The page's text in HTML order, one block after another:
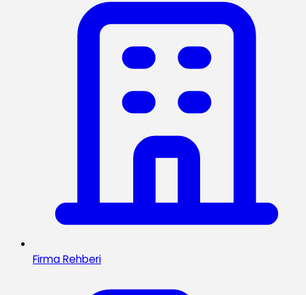
Firma Rehberi